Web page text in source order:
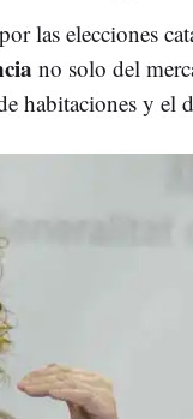
las elecciones
no solo del
habitaciones y el